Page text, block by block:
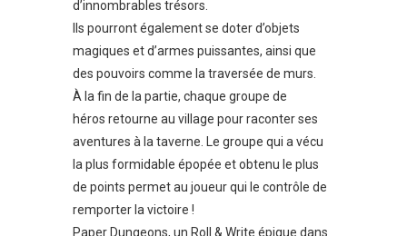
d’innombrables trésors.
Ils pourront également se doter d’objets
magiques et d’armes puissantes, ainsi que
des pouvoirs comme la traversée de murs.
À la fin de la partie, chaque groupe de
héros retourne au village pour raconter ses
aventures à la taverne. Le groupe qui a vécu
la plus formidable épopée et obtenu le plus
de points permet au joueur qui le contrôle de
remporter la victoire !
Paper Dungeons, un Roll & Write épique dans